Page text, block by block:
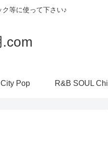
等に使って下さい♪
Pop R&B SOUL Chil